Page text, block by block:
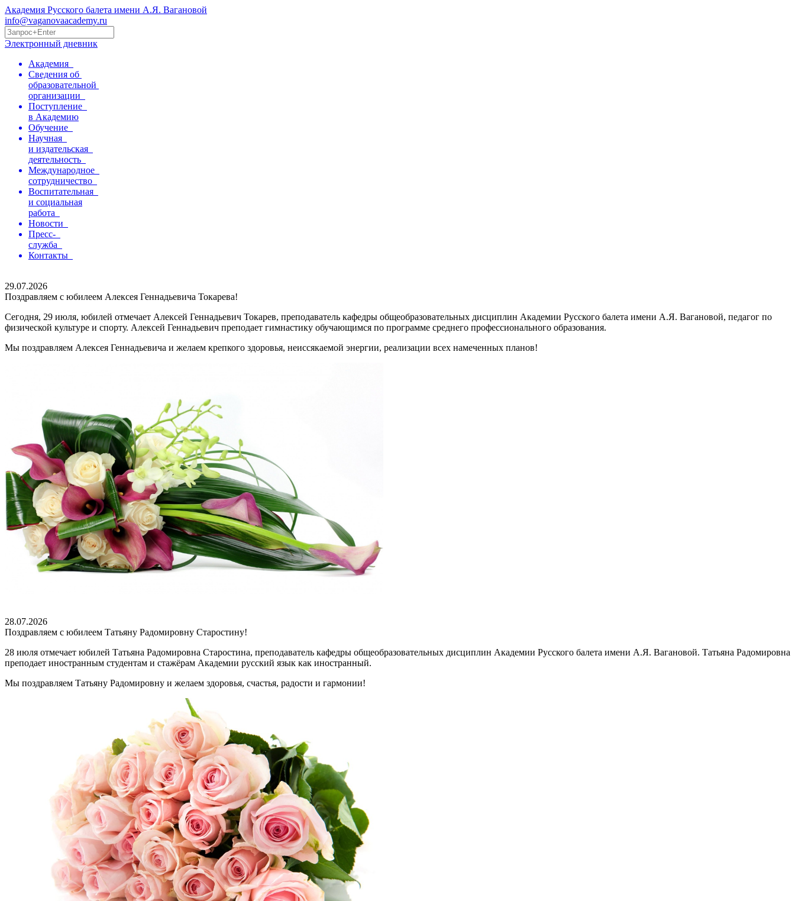
Академия Русского балета имени А.Я. Вагановой
info@vaganovaacademy.ru
Электронный дневник
Академия
Сведения об
образовательной
организации
Поступление
в Академию
Обучение
Научная
и издательская
деятельность
Международное
сотрудничество
Воспитательная
и социальная
работа
Новости
Пресс-
служба
Контакты
29.07.2026
Поздравляем с юбилеем Алексея Геннадьевича Токарева!
Сегодня, 29 июля, юбилей отмечает Алексей Геннадьевич Токарев, преподаватель кафедры общеобразовательных дисциплин Академии Русского балета имени А.Я. Вагановой, педагог по
физической культуре и спорту. Алексей Геннадьевич преподает гимнастику обучающимся по программе среднего профессионального образования.
Мы поздравляем Алексея Геннадьевича и желаем крепкого здоровья, неиссякаемой энергии, реализации всех намеченных планов!
28.07.2026
Поздравляем с юбилеем Татьяну Радомировну Старостину!
28 июля отмечает юбилей Татьяна Радомировна Старостина, преподаватель кафедры общеобразовательных дисциплин Академии Русского балета имени А.Я. Вагановой. Татьяна Радомировна
преподает иностранным студентам и стажёрам Академии русский язык как иностранный.
Мы поздравляем Татьяну Радомировну и желаем здоровья, счастья, радости и гармонии!